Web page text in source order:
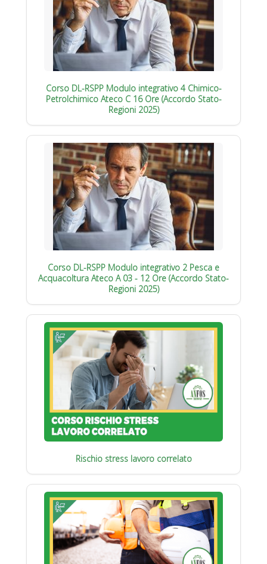
Corso DL-RSPP Modulo integrativo 4 Chimico-
Petrolchimico Ateco C 16 Ore (Accordo Stato-
Regioni 2025)
Corso DL-RSPP Modulo integrativo 2 Pesca e
Acquacoltura Ateco A 03 - 12 Ore (Accordo Stato-
Regioni 2025)
Rischio stress lavoro correlato